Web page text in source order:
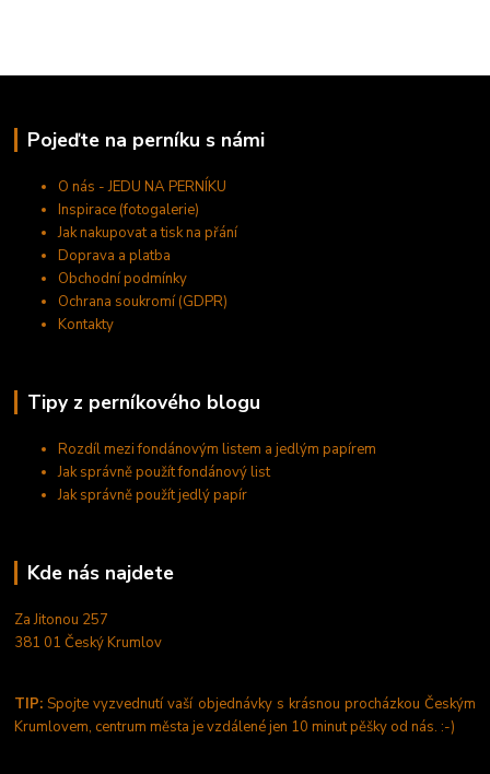
Pojeďte na perníku s námi
O nás - JEDU NA PERNÍKU
Inspirace (fotogalerie)
Jak nakupovat a tisk na přání
Doprava a platba
Obchodní podmínky
Ochrana soukromí (GDPR)
Kontakty
Tipy z perníkového blogu
Rozdíl mezi fondánovým listem a jedlým papírem
Jak správně použít fondánový list
Jak správně použít jedlý papír
Kde nás najdete
Za Jitonou 257
381 01 Český Krumlov
TIP: Spojte vyzvednutí vaší objednávky s krásnou procházkou Českým
Krumlovem, centrum města je vzdálené jen 10 minut pěšky od nás. :-)